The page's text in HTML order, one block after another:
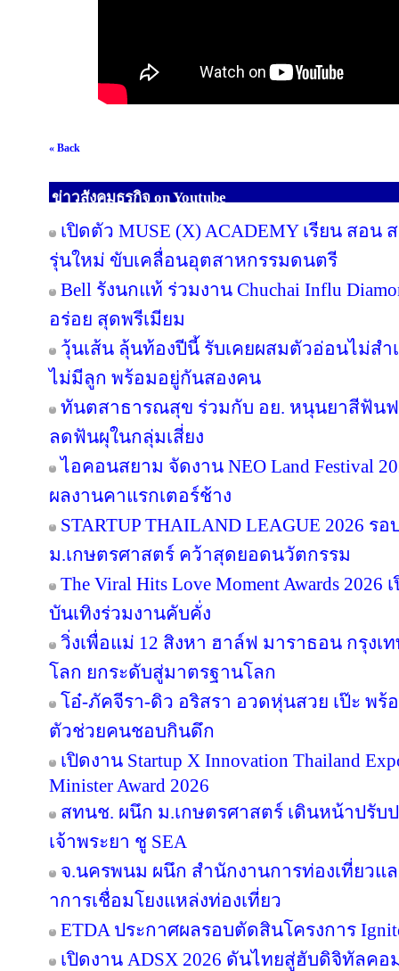
« Back
ข่าวสังคมธุรกิจ on Youtube
เปิดตัว MUSE (X) ACADEMY เรียน สอ
รุ่นใหม่ ขับเคลื่อนอุตสาหกรรมดนตรี
Bell รังนกแท้ ร่วมงาน Chuchai Influ
อร่อย สุดพรีเมียม
วุ้นเส้น ลุ้นท้องปีนี้ รับเคยผสมตัวอ่อนไม่สำ
ไม่มีลูก พร้อมอยู่กันสองคน
ทันตสาธารณสุข ร่วมกับ อย. หนุนยาสีฟันฟ
ลดฟันผุในกลุ่มเสี่ยง
ไอคอนสยาม จัดงาน NEO Land Festival
ผลงานคาแรกเตอร์ช้าง
STARTUP THAILAND LEAGUE 2026 ร
ม.เกษตรศาสตร์ คว้าสุดยอดนวัตกรรม
The Viral Hits Love Moment Awards
บันเทิงร่วมงานคับคั่ง
วิ่งเพื่อแม่ 12 สิงหา ฮาล์ฟ มาราธอน กรุงเ
โลก ยกระดับสู่มาตรฐานโลก
โอ๋-ภัคจีรา-ดิว อริสรา อวดหุ่นสวย เป๊ะ พร้
ตัวช่วยคนชอบกินดึก
เปิดงาน Startup X Innovation Thailand
Minister Award 2026
สทนช. ผนึก ม.เกษตรศาสตร์ เดินหน้าปรั
เจ้าพระยา ชู SEA
จ.นครพนม ผนึก สำนักงานการท่องเที่ยวแ
าการเชื่อมโยงแหล่งท่องเที่ยว
ETDA ประกาศผลรอบตัดสินโครงการ
เปิดงาน ADSX 2026 ดันไทยสู่ฮับดิจิทัลคอ